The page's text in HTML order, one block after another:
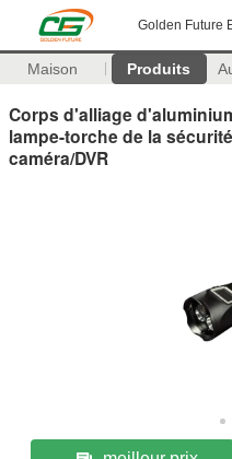
Golden Future
Maison Produits
Corps d'alliage
lampe-torche de la
caméra/DVR